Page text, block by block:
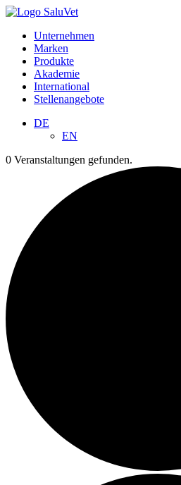
Unternehmen
Marken
Produkte
Akademie
International
Stellenangebote
DE
EN
0 Veranstaltungen gefunden.